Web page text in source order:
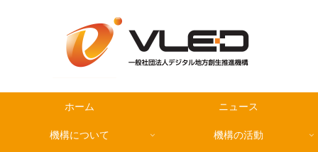
ホーム ニュース
機構について 機構の活動